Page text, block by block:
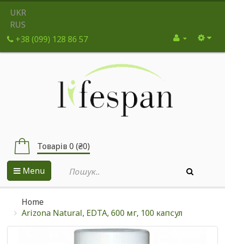
UKR
RUS
+38 (099) 128 86 57
Товарів 0 (₴0)
Menu
Home
Arizona Natural, EDTA, 600 мг, 100 капсул